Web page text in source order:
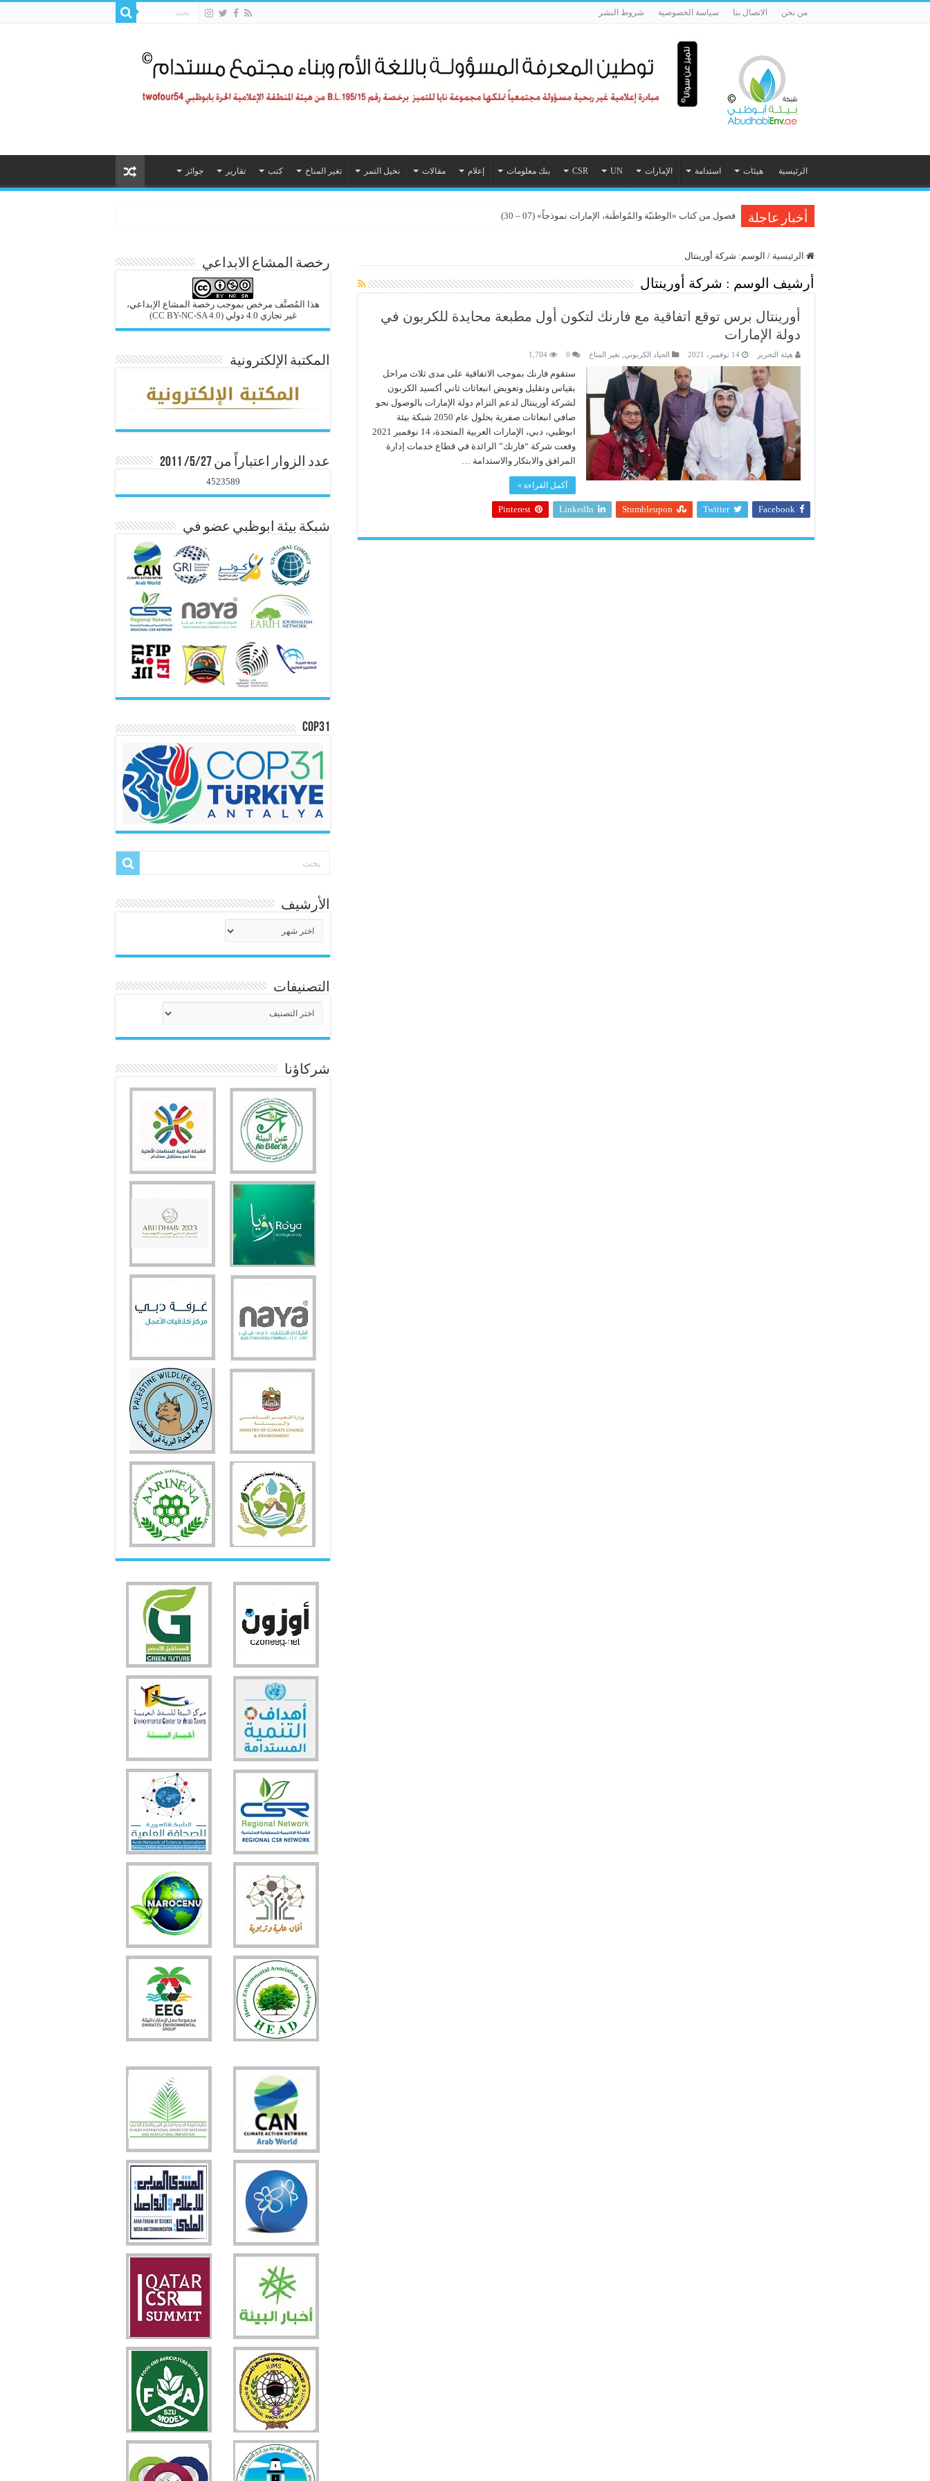
من نحن الاتصال بنا سياسة الخصوصية شروط النشر
الرئيسية هيئات استدامة الإمارات UN
CSR بنك معلومات إعلام مقالات نخيل التمر تغير المناخ كتب تقارير جوائز
أخبار عاجلة فصول من كتاب «الوطنيّة والمُواطَنة، الإمارات نموذجاً» (07 – 30)
الرئيسية / الوسم: شركة أورينتال
أرشيف الوسم : شركة أورينتال
أورينتال برس توقع اتفاقية مع فارنك لتكون أول مطبعة محايدة للكربون في
دولة الإمارات
هيئة التحرير 14 نوفمبر، 2021 الحياد الكربوني تغير المناخ 0
1,704
ستقوم فارنك بموجب الاتفاقية على مدى ثلاث مراحل
بقياس وتقليل وتعويض انبعاثات ثاني أكسيد الكربون
لشركة أورينتال لدعم التزام دولة الإمارات بالوصول نحو
صافي انبعاثات صفرية بحلول عام 2050 شبكة بيئة
ابوظبي، دبي، الإمارات العربية المتحدة، 14 نوفمبر 2021
وقعت شركة “فارنك” الرائدة في قطاع خدمات إدارة
المرافق والابتكار والاستدامة …
أكمل القراءة »
Facebook
Twitter
Stumbleupon
LinkedIn
Pinterest
رخصة المشاع الابداعي
هذا المُصنَّف مرخص بموجب رخصة المشاع الإبداعي،
غير تجاري 4.0 دولي
(CC BY-NC-SA 4.0)
المكتبة الإلكترونية
عدد الزوار اعتباراً من 5/27/ 2011
4523589
شبكة بيئة ابوظبي عضو في
COP31
الأرشيف
التصنيفات
شركاؤنا